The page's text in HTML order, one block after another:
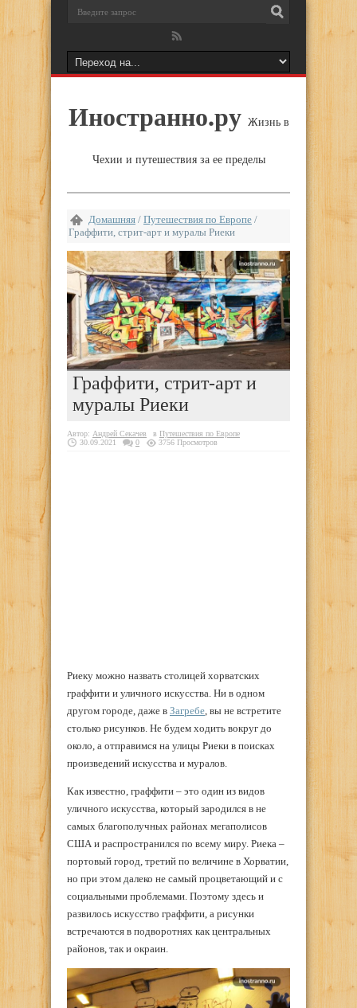
Иностранно.ру Жизнь в
Чехии и путешествия за ее пределы
Домашняя / Путешествия по Европе /
Граффити, стрит-арт и муралы Риеки
Граффити, стрит-арт и
муралы Риеки
Автор: Андрей Секачев в Путешествия по Европе
30.09.2021
0 3756 Просмотров
Риеку можно назвать столицей хорватских
граффити и уличного искусства. Ни в одном
другом городе, даже в Загребе , вы не встретите
столько рисунков. Не будем ходить вокруг до
около, а отправимся на улицы Риеки в поисках
произведений искусства и муралов.
Как известно, граффити – это один из видов
уличного искусства, который зародился в не
самых благополучных районах мегаполисов
США и распространился по всему миру. Риека –
портовый город, третий по величине в Хорватии,
но при этом далеко не самый процветающий и с
социальными проблемами. Поэтому здесь и
развилось искусство граффити, а рисунки
встречаются в подворотнях как центральных
районов, так и окраин.